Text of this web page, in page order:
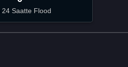
24 Saatte Flood